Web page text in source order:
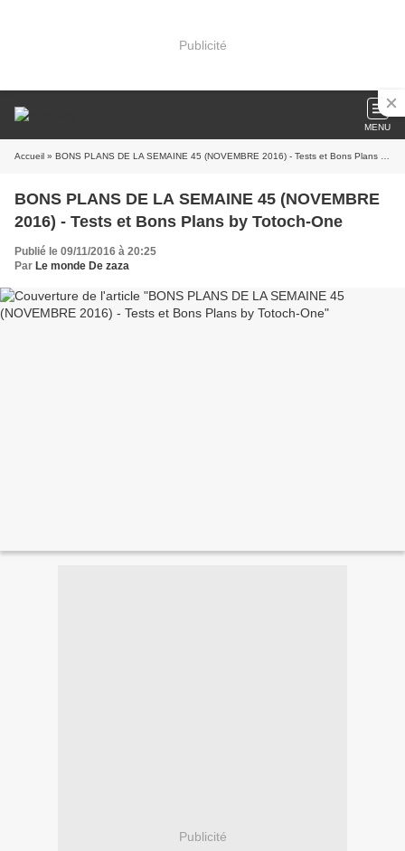
Publicité
MENU
Accueil » BONS PLANS DE LA SEMAINE 45 (NOVEMBRE 2016) - Tests et Bons Plans by Totoch-One
BONS PLANS DE LA SEMAINE 45 (NOVEMBRE
2016) - Tests et Bons Plans by Totoch-One
Publié le 09/11/2016 à 20:25
Par Le monde De zaza
Publicité